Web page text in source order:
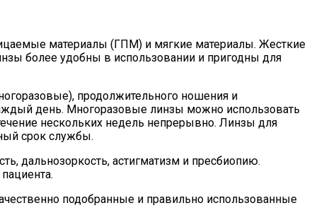
материалы (ГПМ) и мягкие материалы. Жесткие
более удобны в использовании и пригодны для
продолжительного ношения и
день. Многоразовые линзы можно использовать
нескольких недель непрерывно. Линзы для
срок службы.
дальнозоркость, астигматизм и пресбиопию.
подобранные и правильно использованные